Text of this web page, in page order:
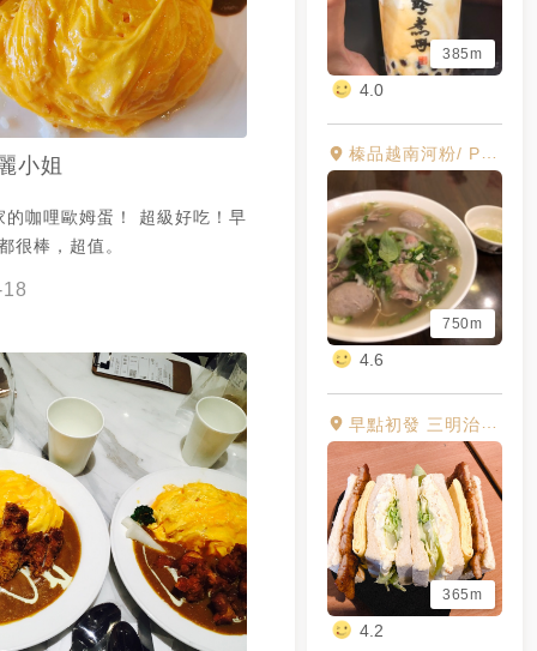
385m
4.0
榛品越南河粉/ Pho Vietnam Taipei
750m
4.6
早點初發 三明治·菠蘿專賣 內湖店
365m
4.2
小姐
的咖哩歐姆蛋！ 超級好吃！早
很棒，超值。